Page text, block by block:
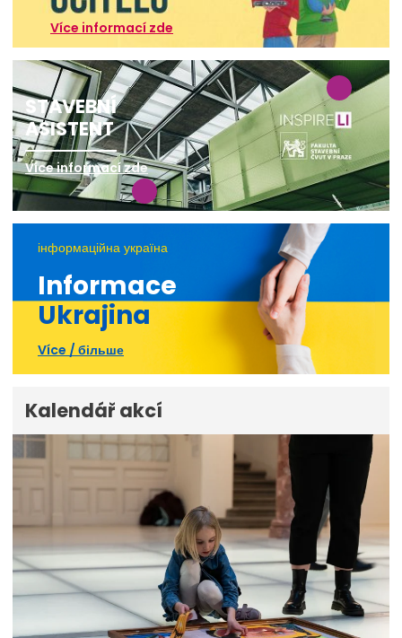
Více informací zde
STAVEBNÍ
ASISTENT
Více informací zde
інформаційна україна
Informace
Ukrajina
Více / більше
Kalendář akcí